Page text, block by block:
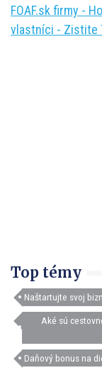
FOAF.sk firmy -
vlastníci - Zistite
Top témy
Naštartujte svoj
Aké sú
Daňový bonus na